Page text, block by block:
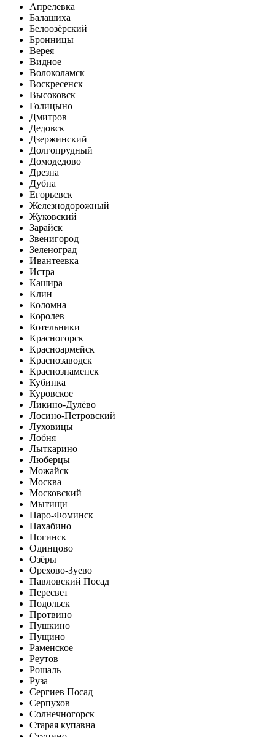
Апрелевка
Балашиха
Белоозёрский
Бронницы
Верея
Видное
Волоколамск
Воскресенск
Высоковск
Голицыно
Дмитров
Дедовск
Дзержинский
Долгопрудный
Домодедово
Дрезна
Дубна
Егорьевск
Железнодорожный
Жуковский
Зарайск
Звенигород
Зеленоград
Ивантеевка
Истра
Кашира
Клин
Коломна
Королев
Котельники
Красногорск
Красноармейск
Краснозаводск
Краснознаменск
Кубинка
Куровское
Ликино-Дулёво
Лосино-Петровский
Луховицы
Лобня
Лыткарино
Люберцы
Можайск
Москва
Московский
Мытищи
Наро-Фоминск
Нахабино
Ногинск
Одинцово
Озёры
Орехово-Зуево
Павловский Посад
Пересвет
Подольск
Протвино
Пушкино
Пущино
Раменское
Реутов
Рошаль
Руза
Сергиев Посад
Серпухов
Солнечногорск
Старая купавна